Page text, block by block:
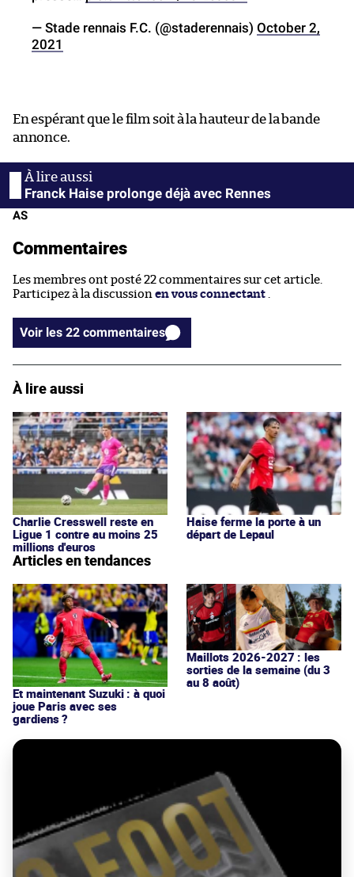
— Stade rennais F.C. (@staderennais) October 2,
2021
En espérant que le film soit à la hauteur de la bande
annonce.
Franck Haise prolonge déjà avec Rennes
AS
Commentaires
Les membres ont posté 22 commentaires sur cet article.
Participez à la discussion en vous connectant
Voir les 22 commentaires
À lire aussi
Charlie Cresswell reste en
Ligue 1 contre au moins 25
millions d'euros
Haise ferme la porte à un
départ de Lepaul
Articles en tendances
Et maintenant Suzuki : à quoi
joue Paris avec ses
gardiens ?
Maillots 2026-2027 : les
sorties de la semaine (du 3
au 8 août)